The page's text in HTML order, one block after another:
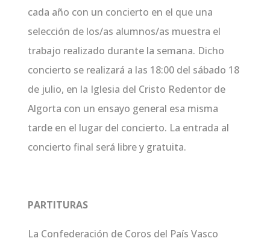
cada año con un concierto en el que una
selección de los/as alumnos/as muestra el
trabajo realizado durante la semana. Dicho
concierto se realizará a las 18:00 del sábado 18
de julio, en la Iglesia del Cristo Redentor de
Algorta con un ensayo general esa misma
tarde en el lugar del concierto. La entrada al
concierto final será libre y gratuita.
PARTITURAS
La Confederación de Coros del País Vasco